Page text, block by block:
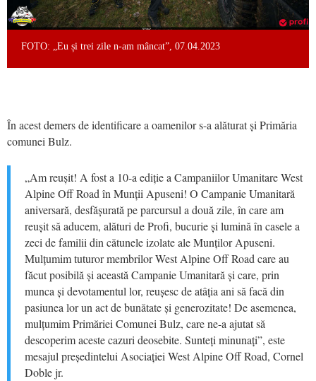
FOTO: „Eu și trei zile n-am mâncat”, 07.04.2023
În acest demers de identificare a oamenilor s-a alăturat și Primăria
comunei Bulz.
„Am reușit! A fost a 10-a ediție a Campaniilor Umanitare West
Alpine Off Road în Munții Apuseni! O Campanie Umanitară
aniversară, desfășurată pe parcursul a două zile, în care am
reușit să aducem, alături de Profi, bucurie și lumină în casele a
zeci de familii din cătunele izolate ale Munților Apuseni.
Mulțumim tuturor membrilor West Alpine Off Road care au
făcut posibilă și această Campanie Umanitară și care, prin
munca și devotamentul lor, reușesc de atâția ani să facă din
pasiunea lor un act de bunătate și generozitate! De asemenea,
mulțumim Primăriei Comunei Bulz, care ne-a ajutat să
descoperim aceste cazuri deosebite. Sunteți minunați”, este
mesajul președintelui Asociației West Alpine Off Road, Cornel
Doble jr.